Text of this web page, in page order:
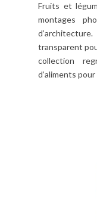
Fruits et
montages
transparent
collection
d’aliments